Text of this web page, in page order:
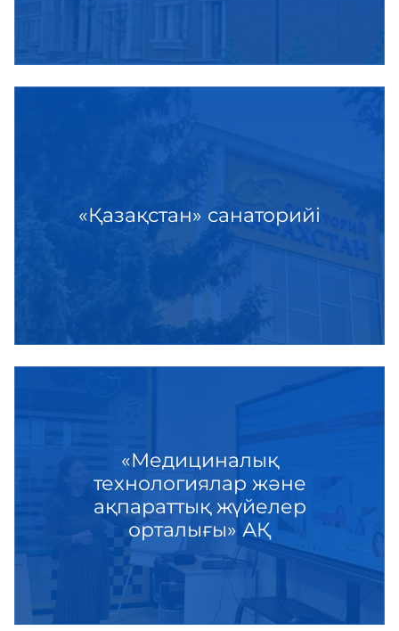
«Қазақстан» санаторийі
«Медициналық
технологиялар және
ақпараттық жүйелер
орталығы» АҚ